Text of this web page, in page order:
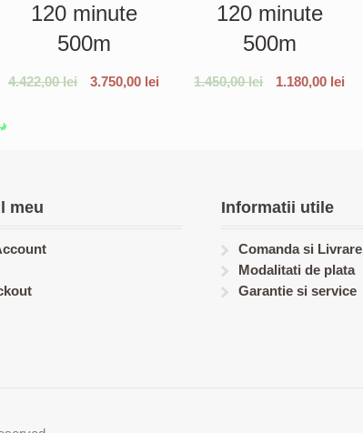
120 minute
500m
4.422,00lei 3.750,00 lei
120 minute
500m
1.450,00lei 1.180,00 lei
meu Informatii utile
Comanda si Livrare
Modalitati de plata
Garantie si service